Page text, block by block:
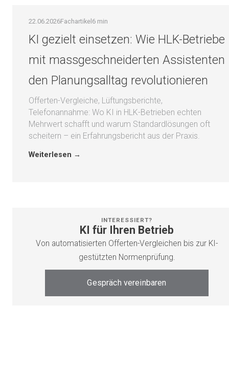
22.06.2026Fachartikel 6 min
KI gezielt einsetzen: Wie HLK-Betriebe
mit massgeschneiderten Assistenten
den Planungsalltag revolutionieren
Offerten-Vergleiche, Lüftungsberichte,
Telefonannahme: Wo KI in HLK-Betrieben echten
Mehrwert schafft und warum Standardlösungen oft
scheitern – ein Erfahrungsbericht aus der Praxis.
Weiterlesen →
INTERESSIERT?
KI für Ihren Betrieb
Von automatisierten Offerten-Vergleichen bis zur KI-
gestützten Normenprüfung.
Gespräch vereinbaren